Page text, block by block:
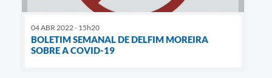
04 ABR 2022 - 15h20
BOLETIM SEMANAL DE DELFIM MOREIRA
SOBRE A COVID-19